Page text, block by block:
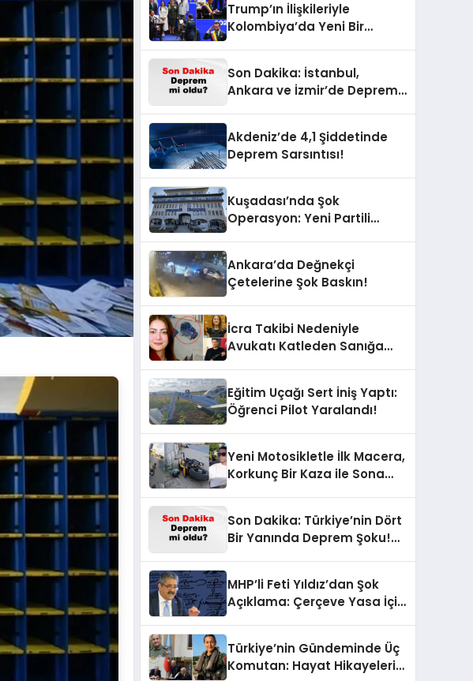
Trump’ın İlişkileriyle
Kolombiya’da Yeni Bir
Son Dakika: İstanbul,
Ankara ve İzmir’de Deprem
Sarsıntı Oldu?
Akdeniz’de 4,1 Şiddetinde
Deprem Sarsıntısı!
Kuşadası’nda Şok
Operasyon: Yeni Partili
Ankara’da Değnekçi
Çetelerine Şok Baskın!
İcra Takibi Nedeniyle
Avukatı Katleden Sanığa
Eğitim Uçağı Sert İniş Yaptı:
Öğrenci Pilot Yaralandı!
Yeni Motosikletle İlk Macera,
Korkunç Bir Kaza ile Sona
Son Dakika: Türkiye’nin Dört
Bir Yanında Deprem Şoku!
MHP’li Feti Yıldız’dan Şok
Açıklama: Çerçeve Yasa İçin
Türkiye’nin Gündeminde Üç
Komutan: Hayat Hikayeleri